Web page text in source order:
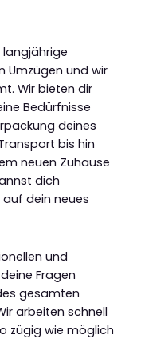
Umzügen und wir
Wir bieten dir
Bedürfnisse
deines
bis hin
neuen Zuhause
dich
dein neues
und
Fragen
gesamten
arbeiten schnell
zügig wie möglich